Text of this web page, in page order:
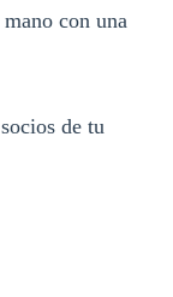
con una
de tu